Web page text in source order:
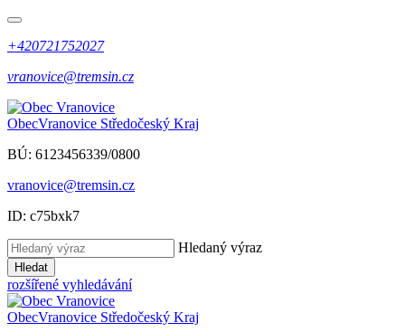
+420721752027
vranovice@tremsin.cz
ObecVranovice Středočeský Kraj
BÚ: 6123456339/0800
vranovice@tremsin.cz
ID: c75bxk7
Hledaný výraz
Hledat
rozšířené vyhledávání
ObecVranovice Středočeský Kraj